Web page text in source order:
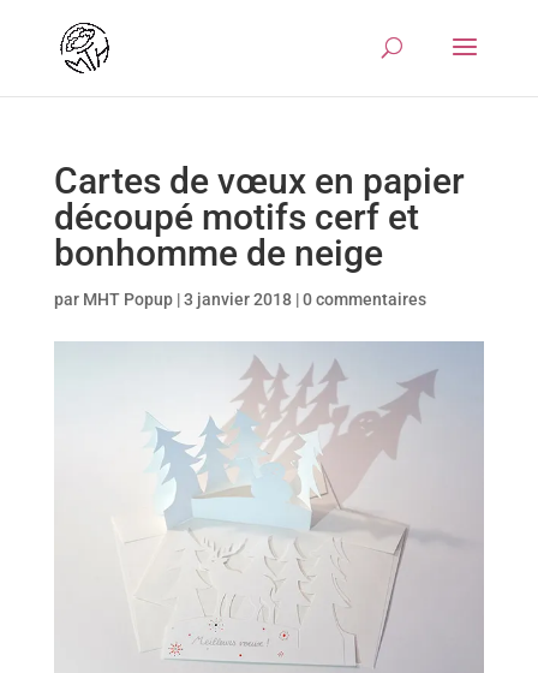
Cartes de vœux en papier
découpé motifs cerf et
bonhomme de neige
par MHT Popup|3 janvier 2018|0 commentaires